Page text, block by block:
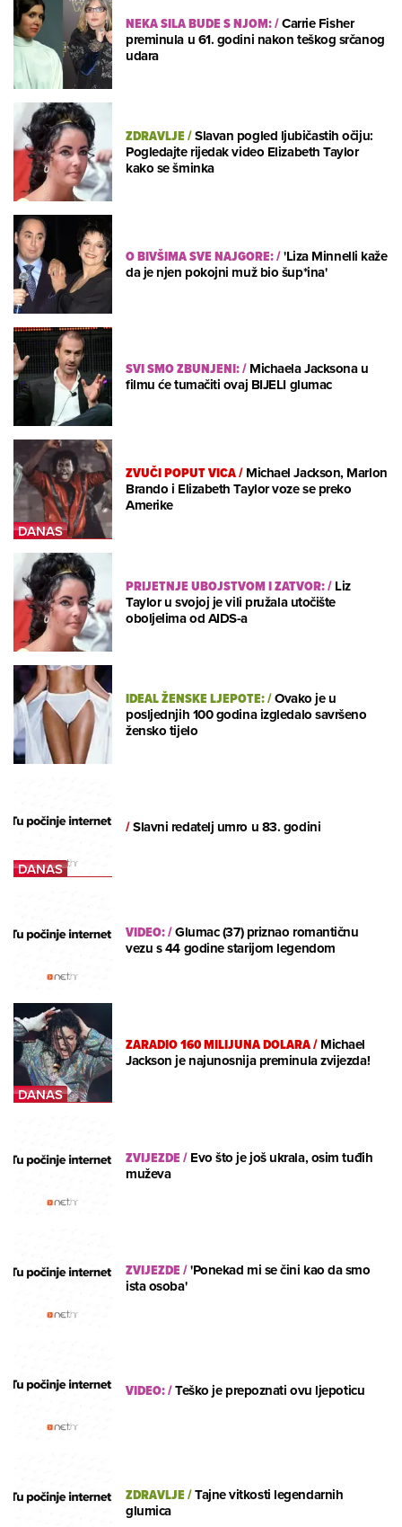
NEKA SILA BUDE S NJOM:/Carrie Fisher
preminula u 61. godini nakon teškog srčanog
udara
ZDRAVLJE/Slavan pogled ljubičastih očiju:
Pogledajte rijedak video Elizabeth Taylor
kako se šminka
O BIVŠIMA SVE NAJGORE:/'Liza Minnelli kaže
da je njen pokojni muž bio šup*ina'
SVI SMO ZBUNJENI:/Michaela Jacksona u
filmu će tumačiti ovaj BIJELI glumac
ZVUČI POPUT VICA/Michael Jackson, Marlon
Brando i Elizabeth Taylor voze se preko
Amerike
PRIJETNJE UBOJSTVOM I ZATVOR:/Liz
Taylor u svojoj je vili pružala utočište
oboljelima od AIDS-a
IDEAL ŽENSKE LJEPOTE:/Ovako je u
posljednjih 100 godina izgledalo savršeno
žensko tijelo
/Slavni redatelj umro u 83. godini
VIDEO:/Glumac (37) priznao romantičnu
vezu s 44 godine starijom legendom
ZARADIO 160 MILIJUNA DOLARA/Michael
Jackson je najunosnija preminula zvijezda!
ZVIJEZDE/Evo što je još ukrala, osim tuđih
muževa
ZVIJEZDE/'Ponekad mi se čini kao da smo
ista osoba'
VIDEO:/Teško je prepoznati ovu ljepoticu
ZDRAVLJE/Tajne vitkosti legendarnih
glumica